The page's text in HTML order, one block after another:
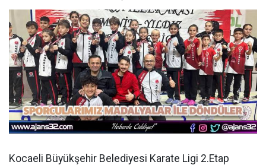
Kocaeli Büyükşehir Belediyesi Karate Ligi 2.Etap